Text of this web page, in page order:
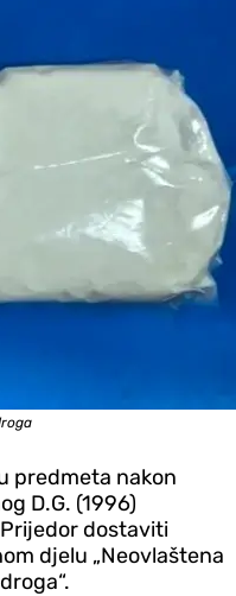
predmeta nakon
D.G. (1996)
dostaviti
djelu „Neovlaštena